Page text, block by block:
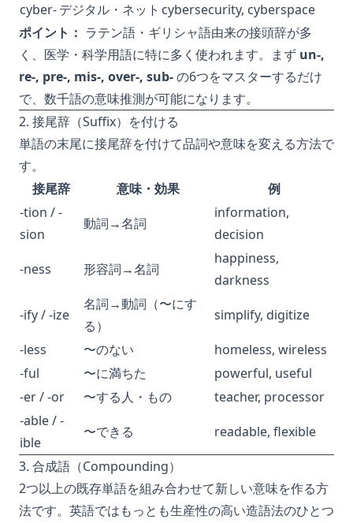
cyber-デジタル・ネット cybersecurity, cyberspace
ポイント： ラテン語・ギリシャ語由来の接頭辞が多
く、医学・科学用語に特に多く使われます。まず un-,
re-, pre-, mis-, over-, sub-の6つをマスターするだけ
で、数千語の意味推測が可能になります。
2. 接尾辞（Suffix）を付ける
単語の末尾に接尾辞を付けて品詞や意味を変える方法で
す。
接尾辞
意味・効果
例
-tion / -
sion
動詞→名詞
information,
decision
-ness
形容詞→名詞
happiness,
darkness
-ify / -ize
名詞→動詞（〜にす
る）
simplify, digitize
-less
〜のない
homeless, wireless
-ful
〜に満ちた
powerful, useful
-er / -or
〜する人・もの
teacher, processor
-able / -
ible
〜できる
readable, flexible
3. 合成語（Compounding）
2つ以上の既存単語を組み合わせて新しい意味を作る方
法です。英語ではもっとも生産性の高い造語法のひとつ